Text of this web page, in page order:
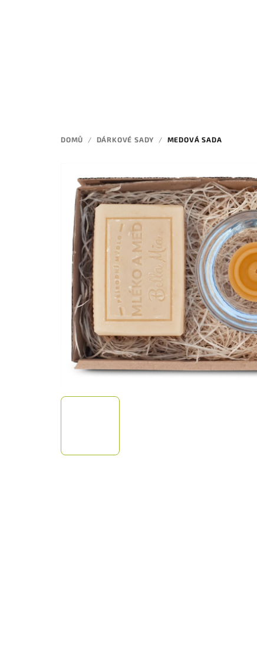
DOMŮ / DÁRKOVÉ SADY / MEDOVÁ SADA